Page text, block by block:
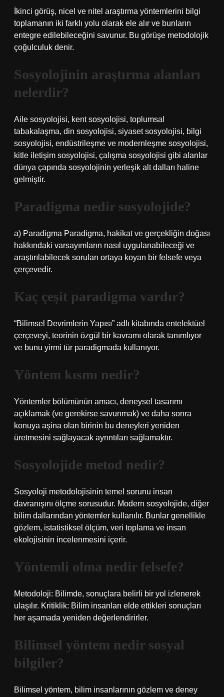
İkinci görüş, nicel ve nitel araştırma yöntemlerini bilgi
toplamanın iki farklı yolu olarak ele alır ve bunların
entegre edilebileceğini savunur. Bu görüşe metodolojik
çoğulculuk denir.
Sosyolojinin araştırma alanları
nelerdir?
Aile sosyolojisi, kent sosyolojisi, toplumsal
tabakalaşma, din sosyolojisi, siyaset sosyolojisi, bilgi
sosyolojisi, endüstrileşme ve modernleşme sosyolojisi,
kitle iletişim sosyolojisi, çalışma sosyolojisi gibi alanlar
dünya çapında sosyolojinin yerleşik alt dalları haline
gelmiştir.
Paradigma nedir sosyolojide?
a) Paradigma Paradigma, hakikat ve gerçekliğin doğası
hakkındaki varsayımların nasıl uygulanabileceği ve
araştırılabilecek soruları ortaya koyan bir felsefe veya
çerçevedir.
Kaç çeşit paradigma vardır?
“Bilimsel Devrimlerin Yapısı” adlı kitabında entelektüel
çerçeveyi, teorinin özgül bir kavramı olarak tanımlıyor
ve bunu yirmi tür paradigmada kullanıyor.
Yöntem kısmı nedir?
Yöntemler bölümünün amacı, deneysel tasarımı
açıklamak (ve gerekirse savunmak) ve daha sonra
konuya aşina olan birinin bu deneyleri yeniden
üretmesini sağlayacak ayrıntıları sağlamaktır.
Sosyolojide metod nedir?
Sosyoloji metodolojisinin temel sorunu insan
davranışını ölçme sorusudur. Modern sosyolojide, diğer
bilim dallarından yöntemler kullanılır. Bunlar genellikle
gözlem, istatistiksel ölçüm, veri toplama ve insan
ekolojisinin incelenmesini içerir.
Yöntemli olma nedir felsefe?
Metodoloji: Bilimde, sonuçlara belirli bir yol izlenerek
ulaşılır. Kritiklik: Bilim insanları elde ettikleri sonuçları
her aşamada yeniden değerlendirirler.
Bilimsel yöntem nedir sosyal
bilgiler?
Bilimsel yöntem, bilim insanlarının gözlem ve deney